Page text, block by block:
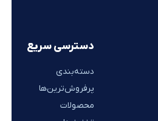
دسترسی سریع
دسته‌بندی
پرفروش‌ترین‌ها
محصولات